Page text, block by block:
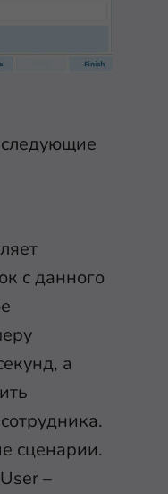
с данного
а
сценарии.
–